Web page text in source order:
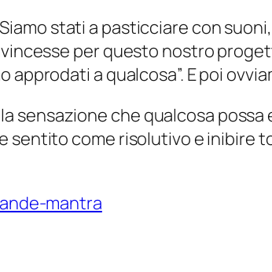
stati a pasticciare con
per questo nostro
approdati a qualcosa”. E poi
sensazione che qualcosa
come risolutivo e inibire
mantra